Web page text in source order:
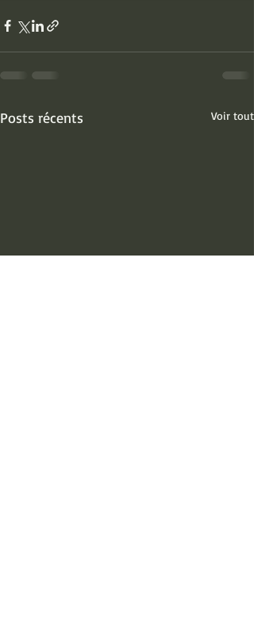
Posts récents Voir tout